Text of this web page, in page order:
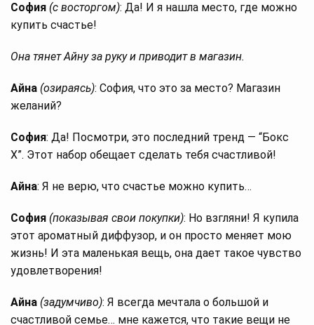
София (с восторгом): Да! И я нашла место, где можно
купить счастье!
Она тянет Айну за руку и приводит в магазин.
Айна (озираясь): София, что это за место? Магазин
желаний?
София: Да! Посмотри, это последний тренд — “Бокс
X”. Этот набор обещает сделать тебя счастливой!
Айна: Я не верю, что счастье можно купить…
София (показывая свои покупки): Но взгляни! Я купила
этот ароматный диффузор, и он просто меняет мою
жизнь! И эта маленькая вещь, она дает такое чувство
удовлетворения!
Айна (задумчиво): Я всегда мечтала о большой и
счастливой семье… мне кажется, что такие вещи не